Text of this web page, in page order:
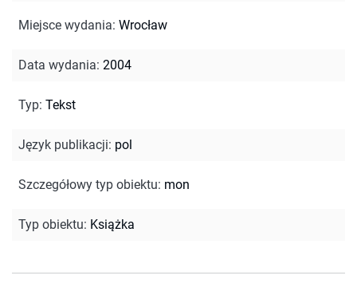
Miejsce wydania: Wrocław
Data wydania: 2004
Typ: Tekst
Język publikacji: pol
Szczegółowy typ obiektu: mon
Typ obiektu: Książka